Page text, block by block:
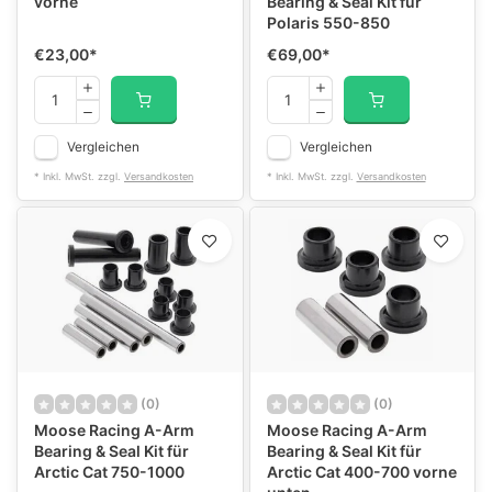
€23,00*
Vergleichen
* Inkl. MwSt. zzgl. Versandkosten
Polaris 550-850
€69,00*
Vergleichen
* Inkl. MwSt. zzgl. Versandkosten
(0)
Moose Racing A-Arm
Bearing & Seal Kit für
Arctic Cat 750-1000
(0)
Moose Racing A-Arm
Bearing & Seal Kit für
Arctic Cat 400-700 vorne